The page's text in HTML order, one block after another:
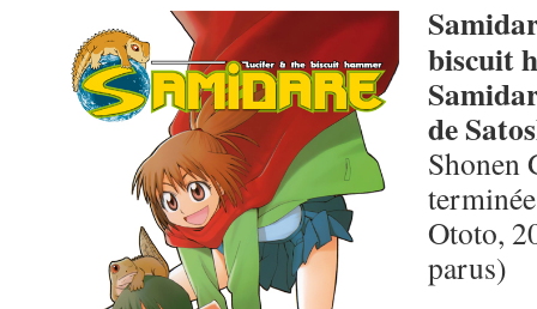
biscuit
de
Shonen
Ototo,
parus)